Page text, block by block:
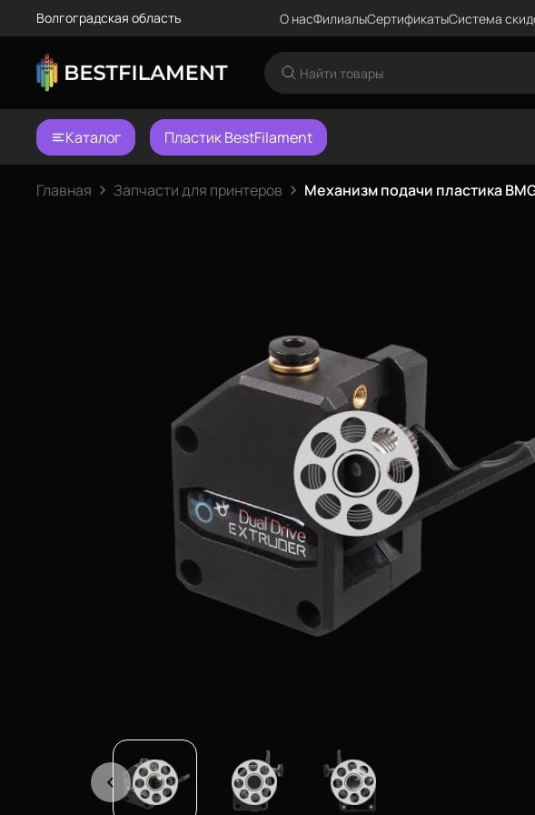
Волгоградская область О насФилиалыСертификатыСистема
Каталог Пластик BestFilament
Главная Запчасти для принтеров Механизм подачи пластика